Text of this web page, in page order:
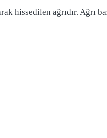
hissedilen ağrıdır. Ağrı